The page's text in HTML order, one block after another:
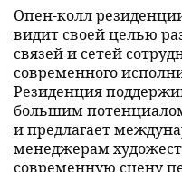
Опен-колл
видит своей целью
связей и сетей
современного
Резиденция
большим
и предлагает
менеджерам
современную сцену